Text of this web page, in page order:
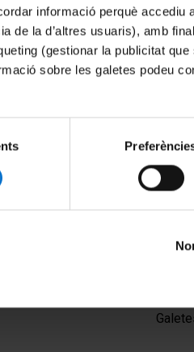
informació perquè
de la d’altres usuaris), amb
(gestionar la publicitat
sobre les galetes podeu
Acte de Finalització
de Direcció d'Empreses
Promoció 2023-2024